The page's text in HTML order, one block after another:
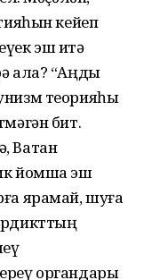
кейеп
эш итә
ала? “Аңды
теорияһы
бит.
Ватан
йомшаҡ эш
ярамай, шуға
органдары